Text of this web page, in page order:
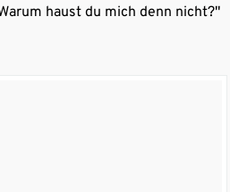
haust du mich denn nicht?"